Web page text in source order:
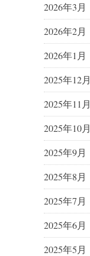
2026年3月
2026年2月
2026年1月
2025年12月
2025年11月
2025年10月
2025年9月
2025年8月
2025年7月
2025年6月
2025年5月